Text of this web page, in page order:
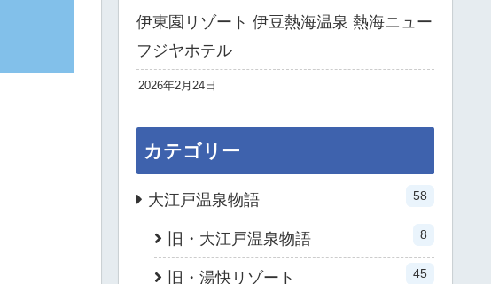
伊東園リゾート 伊豆熱海温泉 熱海ニュー
フジヤホテル
2026年2月24日
カテゴリー
大江戸温泉物語 58
旧・大江戸温泉物語 8
旧・湯快リゾート 45